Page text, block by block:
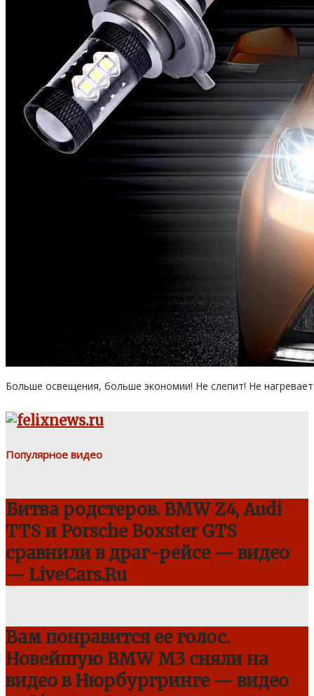
Больше освещения, больше экономии! Не слепит! Не
Популярное видео
Битва родстеров. BMW Z4, Audi
TTS и Porsche Boxster GTS
сравнили в драг-рейсе — видео
— LiveCars.Ru
Вам понравится ее голос.
Новейшую BMW M3 сняли на
видео в Нюрбургринге — видео